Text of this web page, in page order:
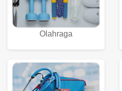
Olahraga